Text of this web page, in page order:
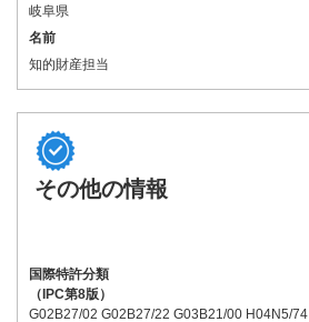
岐阜県
名前
知的財産担当
その他の情報
国際特許分類
（IPC第8版）
G02B27/02 G02B27/22 G03B21/00 H04N5/74